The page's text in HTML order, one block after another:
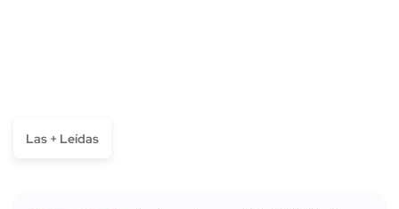
Las + Leídas